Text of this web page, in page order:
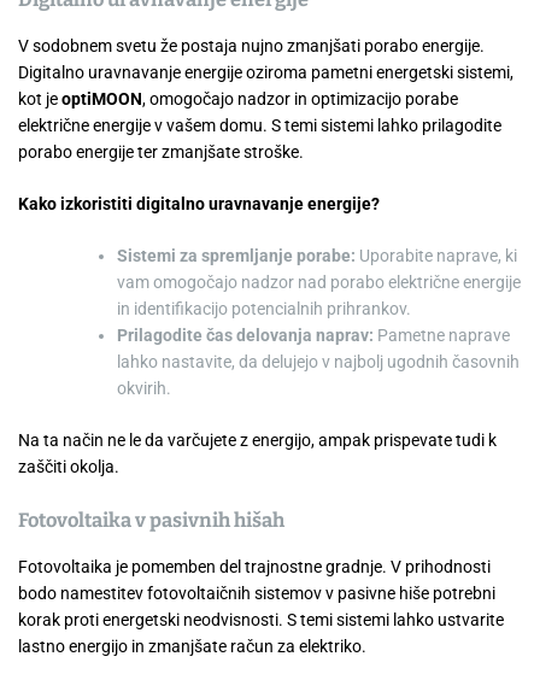
V sodobnem svetu že postaja nujno zmanjšati porabo energije.
Digitalno uravnavanje energije oziroma pametni energetski sistemi,
kot jeoptiMOON, omogočajo nadzor in optimizacijo porabe
električne energije v vašem domu. S temi sistemi lahko prilagodite
porabo energije ter zmanjšate stroške.
Kako izkoristiti digitalno uravnavanje energije?
Sistemi za spremljanje porabe: Uporabite naprave, ki
vam omogočajo nadzor nad porabo električne energije
in identifikacijo potencialnih prihrankov.
Prilagodite čas delovanja naprav: Pametne naprave
lahko nastavite, da delujejo v najbolj ugodnih časovnih
okvirih.
Na ta način ne le da varčujete z energijo, ampak prispevate tudi k
zaščiti okolja.
Fotovoltaika v pasivnih hišah
Fotovoltaika je pomemben del trajnostne gradnje. V prihodnosti
bodo namestitev fotovoltaičnih sistemov v pasivne hiše potrebni
korak proti energetski neodvisnosti. S temi sistemi lahko ustvarite
lastno energijo in zmanjšate račun za elektriko.